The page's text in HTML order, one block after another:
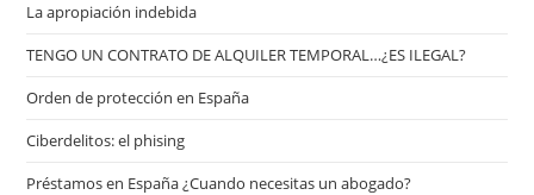
La apropiación indebida
TENGO UN CONTRATO DE ALQUILER TEMPORAL…¿ES ILEGAL?
Orden de protección en España
Ciberdelitos: el phising
Préstamos en España ¿Cuando necesitas un abogado?